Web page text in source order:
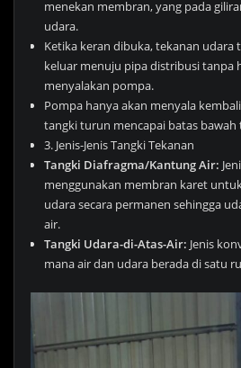
menekan membran, yang pada
udara.
Ketika keran dibuka, tekanan
keluar menuju pipa distribusi tanpa
menyalakan pompa.
Pompa hanya akan menyala
tangki turun mencapai batas
3. Jenis-Jenis Tangki Tekanan
Tangki Diafragma/Kantung Air:
menggunakan membran karet
udara secara permanen sehingga
air.
Tangki Udara-di-Atas-Air: Jenis
mana air dan udara berada di satu